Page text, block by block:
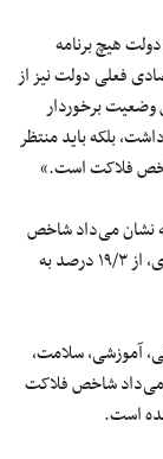
هیچ برنامه
فعلی دولت نیز از
وضعیت برخوردار
بلکه باید منتظر
فلاکت است.»
منتشر کرد که نشان می‌داد شاخص
فلاکت در ایران طی پنج سال با افزایش حدود ۱۵۵ درصدی، از ۱۹/۳ درصد به
آموزشی، سلامت،
می‌داد شاخص فلاکت